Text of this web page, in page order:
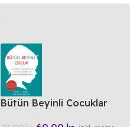
Bütün Beyinli Cocuklar